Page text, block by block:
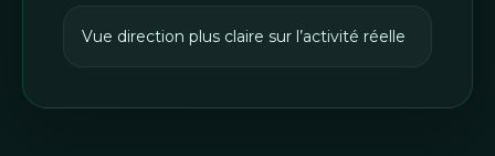
Vue direction plus claire sur l’activité réelle